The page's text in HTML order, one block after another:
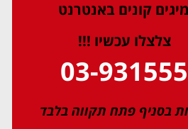
ם קונים באנטרנט
צלצלו עכשיו !!!
03-
בסניף פתח תקווה בלבד